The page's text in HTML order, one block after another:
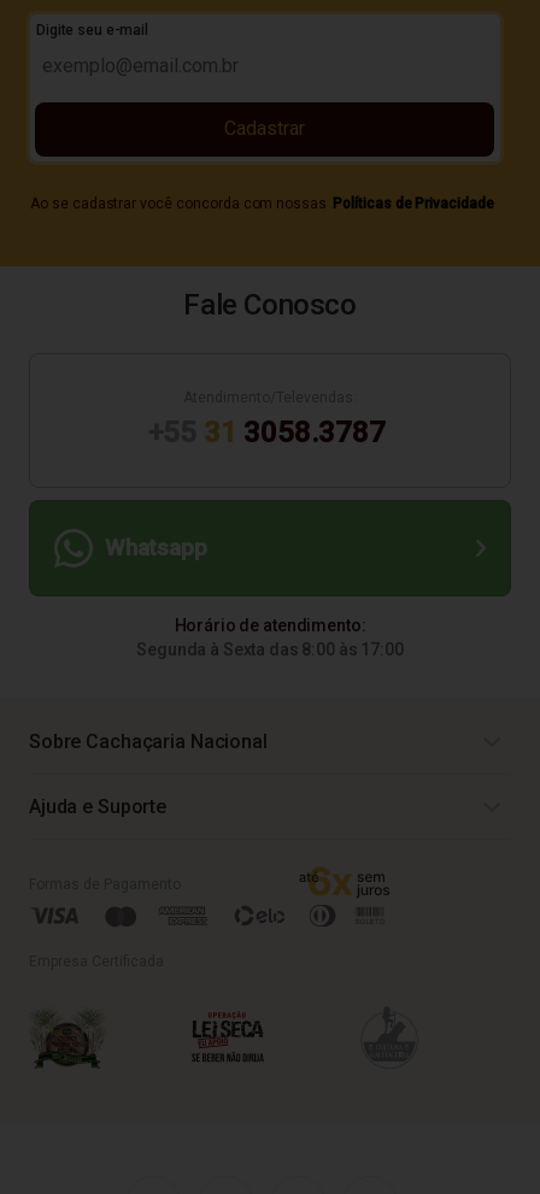
Digite seu e-mail
Ao se cadastrar você concorda com nossas Políticas de Privacidade
Cadastrar
Fale Conosco
31 3058.3787
Whatsapp
Horário de atendimento:
Segunda à Sexta das 8:00 às 17:00
Sobre Cachaçaria Nacional
Ajuda e Suporte